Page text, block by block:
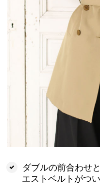
ダブルの前合わせ
エストベルトがつ